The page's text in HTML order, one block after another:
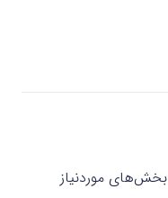
بخش‌های موردنیاز